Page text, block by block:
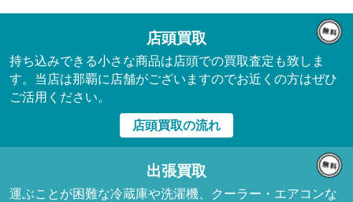
店頭買取
持ち込みできる小さな商品は店頭での買取査定も致しま
す。当店は那覇に店舗がございますのでお近くの方はぜひ
ご活用ください。
店頭買取の流れ
出張買取
運ぶことが困難な冷蔵庫や洗濯機、クーラー・エアコンな